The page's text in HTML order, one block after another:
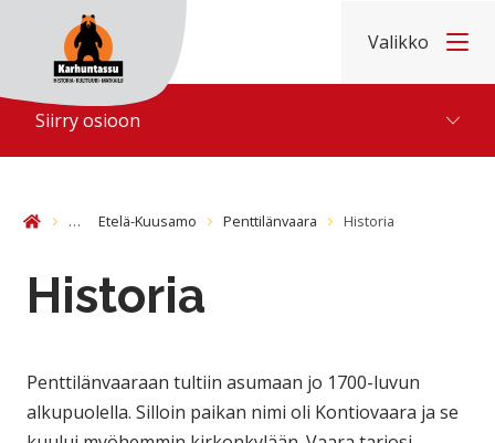
Hyppää sisältöön
Etusivu
Valikko
Siirry osioon
Etusivu… Etelä-Kuusamo Penttilänvaara Historia
Historia
Penttilänvaaraan tultiin asumaan jo 1700-luvun
alkupuolella. Silloin paikan nimi oli Kontiovaara ja se